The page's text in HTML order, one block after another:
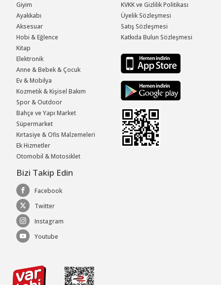
Giyim
Ayakkabı
Aksesuar
Hobi & Eğlence
Kitap
Elektronik
Anne & Bebek & Çocuk
Ev & Mobilya
Kozmetik & Kişisel Bakım
Spor & Outdoor
Bahçe ve Yapı Market
Süpermarket
Kırtasiye & Ofis Malzemeleri
Ek Hizmetler
Otomobil & Motosiklet
KVKK ve Gizlilik Politikası
Üyelik Sözleşmesi
Satış Sözleşmesi
Katkıda Bulun Sözleşmesi
Bizi Takip Edin
Facebook
Twitter
Instagram
Youtube